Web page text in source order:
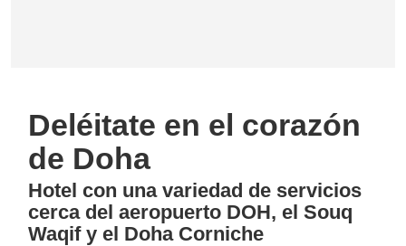
Deléitate en el corazón
de Doha
Hotel con una variedad de servicios
cerca del aeropuerto DOH, el Souq
Waqif y el Doha Corniche